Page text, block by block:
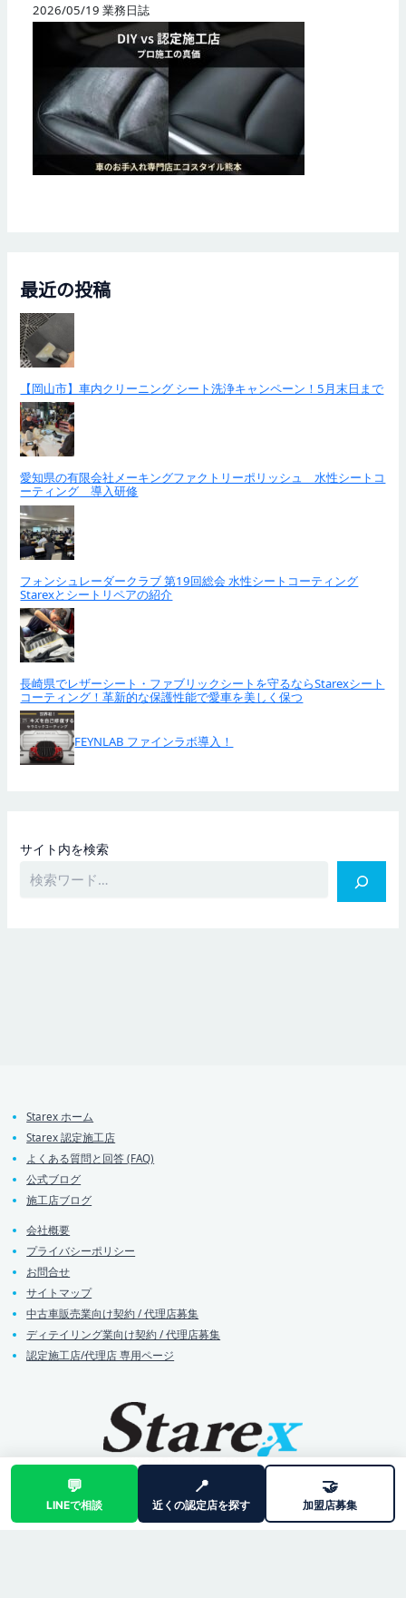
2026/05/19 業務日誌
最近の投稿
【岡山市】車内クリーニング シート洗浄キャンペーン！5月末日まで
愛知県の有限会社メーキングファクトリーポリッシュ 水性シートコ
ーティング 導入研修
フォンシュレーダークラブ 第19回総会 水性シートコーティング
Starexとシートリペアの紹介
長崎県でレザーシート・ファブリックシートを守るならStarexシート
コーティング！革新的な保護性能で愛車を美しく保つ
FEYNLAB ファインラボ導入！
サイト内を検索
Starex ホーム
Starex 認定施工店
よくある質問と回答 (FAQ)
公式ブログ
施工店ブログ
会社概要
プライバシーポリシー
お問合せ
サイトマップ
中古車販売業向け契約 / 代理店募集
ディテイリング業向け契約 / 代理店募集
認定施工店/代理店 専用ページ
💬
LINEで相談
📍
近くの認定店を探す
🤝
加盟店募集